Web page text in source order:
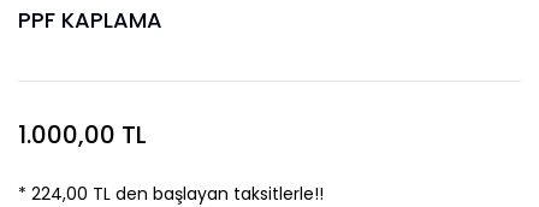
PPF KAPLAMA
1.000,00 TL
* 224,00 TL den başlayan taksitlerle!!